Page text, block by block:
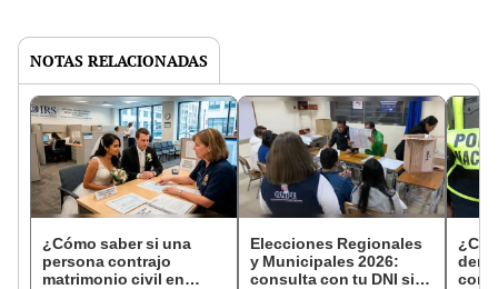
NOTAS RELACIONADAS
¿Cómo saber si una
persona contrajo
matrimonio civil en
Elecciones Regionales
y Municipales 2026:
consulta con tu DNI si
con